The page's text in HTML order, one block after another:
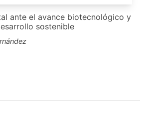
ante el avance biotecnológico y
sostenible